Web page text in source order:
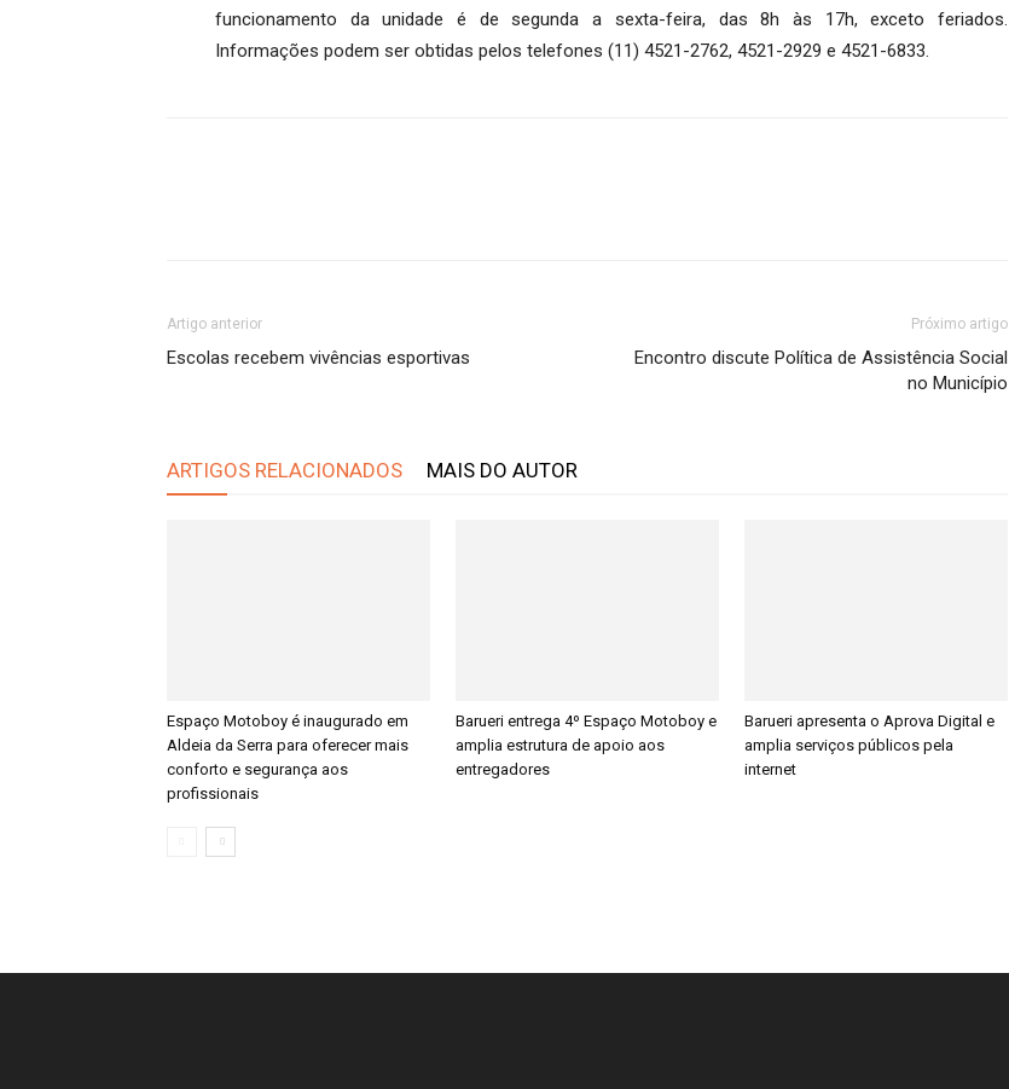
funcionamento da unidade é de segunda a sexta-feira, das 8h às 17h, exceto feriados.
Informações podem ser obtidas pelos telefones (11) 4521-2762, 4521-2929 e 4521-6833.
Artigo anterior
Escolas recebem vivências esportivas
Próximo artigo
Encontro discute Política de Assistência Social
no Município
ARTIGOS RELACIONADOS MAIS DO AUTOR
Espaço Motoboy é inaugurado em
Aldeia da Serra para oferecer mais
conforto e segurança aos
profissionais
Barueri entrega 4º Espaço Motoboy e
amplia estrutura de apoio aos
entregadores
Barueri apresenta o Aprova Digital e
amplia serviços públicos pela
internet